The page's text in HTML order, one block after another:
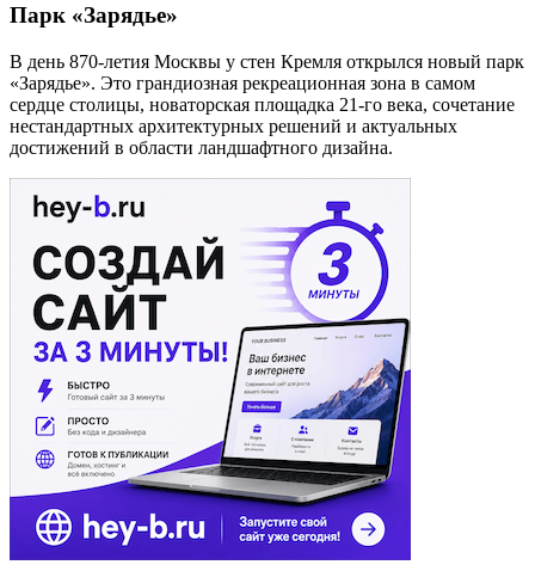
Парк «Зарядье»
В день 870-летия Москвы у стен Кремля открылся новый парк
«Зарядье». Это грандиозная рекреационная зона в самом
сердце столицы, новаторская площадка 21-го века, сочетание
нестандартных архитектурных решений и актуальных
достижений в области ландшафтного дизайна.